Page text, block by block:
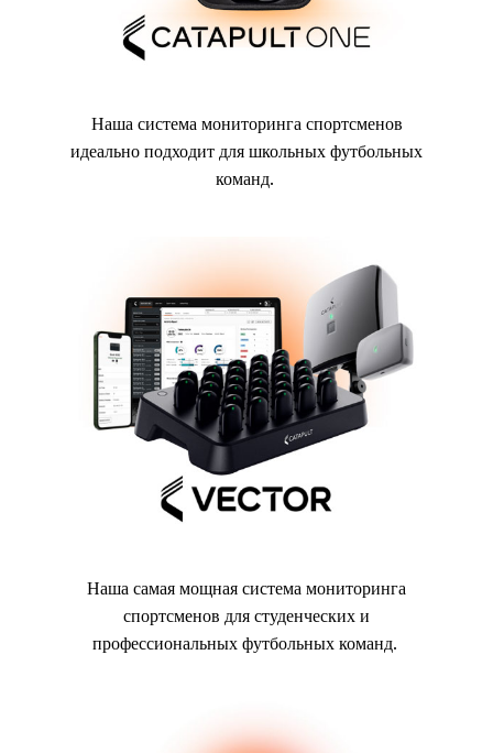
Наша система мониторинга спортсменов
идеально подходит для школьных футбольных
команд.
Наша самая мощная система мониторинга
спортсменов для студенческих и
профессиональных футбольных команд.